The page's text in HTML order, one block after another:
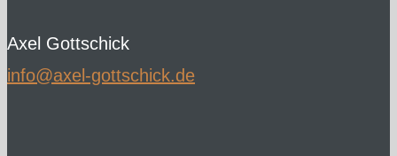
Axel Gottschick
ed.kcihcsttog-lexa@ofni